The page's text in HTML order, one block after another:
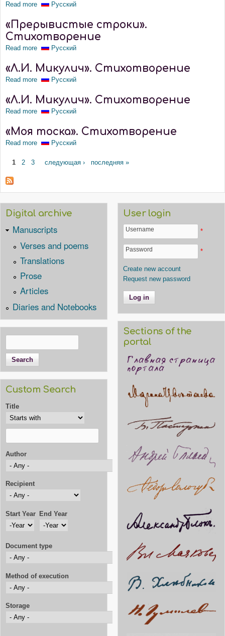
Read more about «Прерывистые строки». Стихотворение
Русский
«Прерывистые строки».
Стихотворение
Read more about «Прерывистые строки». Стихотворение
Русский
«Л.И. Микулич». Стихотворение
Read more about «Л.И. Микулич». Стихотворение
Русский
«Л.И. Микулич». Стихотворение
Read more about «Л.И. Микулич». Стихотворение
Русский
«Моя тоска». Стихотворение
Read more about «Моя тоска». Стихотворение
Русский
Pages
1 2 3 следующая › последняя »
Digital archive
Manuscripts
Verses and poems
Translations
Prose
Articles
Diaries and Notebooks
Custom Search
Title
Author
Recipient
Start Year
Start Year
Year
End Year
End Year
Year
Document type
Method of execution
Storage
User login
Username *
Password *
Create new account
Request new password
Sections of the
portal